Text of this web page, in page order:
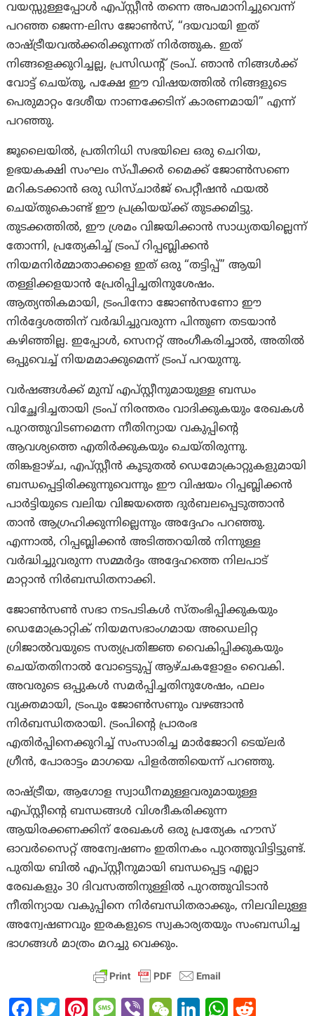
വയസ്സുള്ളപ്പോൾ എപ്‌സ്റ്റീൻ തന്നെ അപമാനിച്ചുവെന്ന്
പറഞ്ഞ ജെന്ന-ലിസ ജോൺസ്, “ദയവായി ഇത്
രാഷ്ട്രീയവൽക്കരിക്കുന്നത് നിർത്തുക. ഇത്
നിങ്ങളെക്കുറിച്ചല്ല, പ്രസിഡന്റ് ട്രംപ്. ഞാൻ നിങ്ങൾക്ക്
വോട്ട് ചെയ്തു, പക്ഷേ ഈ വിഷയത്തിൽ നിങ്ങളുടെ
പെരുമാറ്റം ദേശീയ നാണക്കേടിന് കാരണമായി” എന്ന്
പറഞ്ഞു.
ജൂലൈയിൽ, പ്രതിനിധി സഭയിലെ ഒരു ചെറിയ,
ഉഭയകക്ഷി സംഘം സ്പീക്കർ മൈക്ക് ജോൺസണെ
മറികടക്കാൻ ഒരു ഡിസ്ചാർജ് പെറ്റീഷൻ ഫയൽ
ചെയ്തുകൊണ്ട് ഈ പ്രക്രിയയ്ക്ക് തുടക്കമിട്ടു.
തുടക്കത്തിൽ, ഈ ശ്രമം വിജയിക്കാൻ സാധ്യതയില്ലെന്ന്
തോന്നി, പ്രത്യേകിച്ച് ട്രംപ് റിപ്പബ്ലിക്കൻ
നിയമനിർമ്മാതാക്കളെ ഇത് ഒരു “തട്ടിപ്പ്” ആയി
തള്ളിക്കളയാൻ പ്രേരിപ്പിച്ചതിനുശേഷം.
ആത്യന്തികമായി, ട്രംപിനോ ജോൺസണോ ഈ
നിർദ്ദേശത്തിന് വർദ്ധിച്ചുവരുന്ന പിന്തുണ തടയാൻ
കഴിഞ്ഞില്ല. ഇപ്പോൾ, സെനറ്റ് അംഗീകരിച്ചാൽ, അതിൽ
ഒപ്പുവെച്ച് നിയമമാക്കുമെന്ന് ട്രംപ് പറയുന്നു.
വർഷങ്ങൾക്ക് മുമ്പ് എപ്സ്റ്റീനുമായുള്ള ബന്ധം
വിച്ഛേദിച്ചതായി ട്രംപ് നിരന്തരം വാദിക്കുകയും രേഖകൾ
പുറത്തുവിടണമെന്ന നീതിന്യായ വകുപ്പിന്റെ
ആവശ്യത്തെ എതിർക്കുകയും ചെയ്തിരുന്നു.
തിങ്കളാഴ്ച, എപ്സ്റ്റീൻ കൂടുതൽ ഡെമോക്രാറ്റുകളുമായി
ബന്ധപ്പെട്ടിരിക്കുന്നുവെന്നും ഈ വിഷയം റിപ്പബ്ലിക്കൻ
പാർട്ടിയുടെ വലിയ വിജയത്തെ ദുർബലപ്പെടുത്താൻ
താൻ ആഗ്രഹിക്കുന്നില്ലെന്നും അദ്ദേഹം പറഞ്ഞു.
എന്നാൽ, റിപ്പബ്ലിക്കൻ അടിത്തറയിൽ നിന്നുള്ള
വർദ്ധിച്ചുവരുന്ന സമ്മർദ്ദം അദ്ദേഹത്തെ നിലപാട്
മാറ്റാൻ നിർബന്ധിതനാക്കി.
ജോൺസൺ സഭാ നടപടികൾ സ്തംഭിപ്പിക്കുകയും
ഡെമോക്രാറ്റിക് നിയമസഭാംഗമായ അഡെലിറ്റ
ഗ്രിജാൽവയുടെ സത്യപ്രതിജ്ഞ വൈകിപ്പിക്കുകയും
ചെയ്തതിനാൽ വോട്ടെടുപ്പ് ആഴ്ചകളോളം വൈകി.
അവരുടെ ഒപ്പുകൾ സമർപ്പിച്ചതിനുശേഷം, ഫലം
വ്യക്തമായി, ട്രംപും ജോൺസണും വഴങ്ങാൻ
നിർബന്ധിതരായി. ട്രംപിന്റെ പ്രാരംഭ
എതിർപ്പിനെക്കുറിച്ച് സംസാരിച്ച മാർജോറി ടെയ്‌ലർ
ഗ്രീൻ, പോരാട്ടം മാഗയെ പിളർത്തിയെന്ന് പറഞ്ഞു.
രാഷ്ട്രീയ, ആഗോള സ്വാധീനമുള്ളവരുമായുള്ള
എപ്സ്റ്റീന്റെ ബന്ധങ്ങൾ വിശദീകരിക്കുന്ന
ആയിരക്കണക്കിന് രേഖകൾ ഒരു പ്രത്യേക ഹൗസ്
ഓവർസൈറ്റ് അന്വേഷണം ഇതിനകം പുറത്തുവിട്ടിട്ടുണ്ട്.
പുതിയ ബിൽ എപ്സ്റ്റീനുമായി ബന്ധപ്പെട്ട എല്ലാ
രേഖകളും 30 ദിവസത്തിനുള്ളിൽ പുറത്തുവിടാൻ
നീതിന്യായ വകുപ്പിനെ നിർബന്ധിതരാക്കും, നിലവിലുള്ള
അന്വേഷണവും ഇരകളുടെ സ്വകാര്യതയും സംബന്ധിച്ച
ഭാഗങ്ങൾ മാത്രം മറച്ചു വെക്കും.
Fa T Pi M Vi W Li W